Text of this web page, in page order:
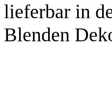
lieferbar in
Blenden